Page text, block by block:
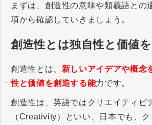
まずは、創造性の意味や類義語との
項から確認していきましょう。
創造性とは独自性と価値
創造性とは、 新しいアイデアや概念
性と価値を創造する能力です。
創造性は、英語ではクリエイティビ
（Creativity）といい、日本でも、